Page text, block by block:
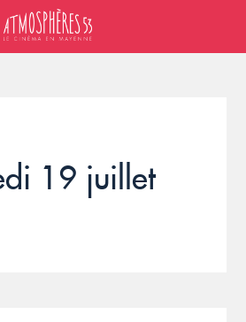
19 juillet